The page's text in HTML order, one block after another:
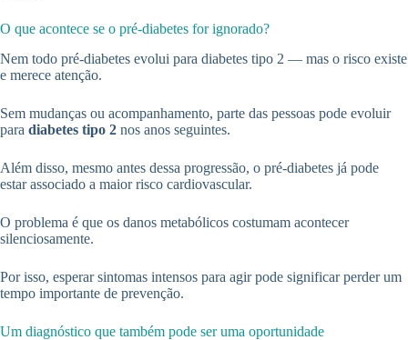
O que acontece se o pré-diabetes for ignorado?
Nem todo pré-diabetes evolui para diabetes tipo 2 — mas o risco existe
e merece atenção.
Sem mudanças ou acompanhamento, parte das pessoas pode evoluir
para diabetes tipo 2 nos anos seguintes.
Além disso, mesmo antes dessa progressão, o pré-diabetes já pode
estar associado a maior risco cardiovascular.
O problema é que os danos metabólicos costumam acontecer
silenciosamente.
Por isso, esperar sintomas intensos para agir pode significar perder um
tempo importante de prevenção.
Um diagnóstico que também pode ser uma oportunidade